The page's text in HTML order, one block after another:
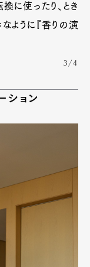
Cars
に使ったり、とき
ように『香りの演
3/4
ション